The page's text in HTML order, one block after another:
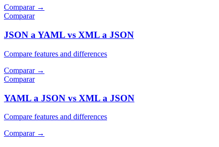
Comparar→
Comparar
JSON a YAML vs XML a JSON
Compare features and differences
Comparar→
Comparar
YAML a JSON vs XML a JSON
Compare features and differences
Comparar→